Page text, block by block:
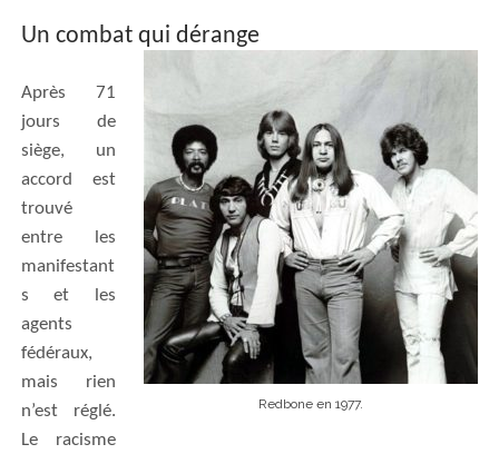
Un combat qui dérange
Redbone en 1977.
Après 71
jours de
siège, un
accord est
trouvé
entre les
manifestant
s et les
agents
fédéraux,
mais rien
n’est réglé.
Le racisme